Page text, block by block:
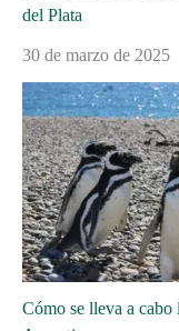
del Plata
30 de marzo de 2025
Cómo se lleva a cabo